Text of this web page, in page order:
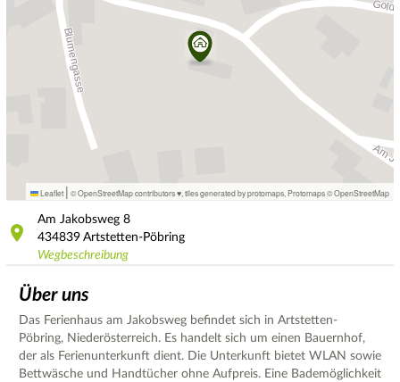
Leaflet | © OpenStreetMap contributors ♥, tiles generated by protomaps Protomaps©OpenStreetMap
Am Jakobsweg 8
434839 Artstetten-Pöbring
Wegbeschreibung
Über uns
Das Ferienhaus am Jakobsweg befindet sich in Artstetten-
Pöbring, Niederösterreich. Es handelt sich um einen Bauernhof,
der als Ferienunterkunft dient. Die Unterkunft bietet WLAN sowie
Bettwäsche und Handtücher ohne Aufpreis. Eine Bademöglichkeit